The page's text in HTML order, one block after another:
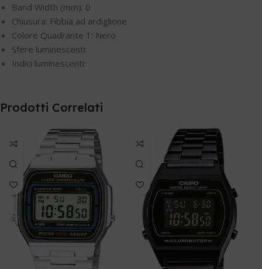
Band Width (mm): 0
Chiusura: Fibbia ad ardiglione
Colore Quadrante 1: Nero
Sfere luminescenti:
Indici luminescenti:
Prodotti Correlati